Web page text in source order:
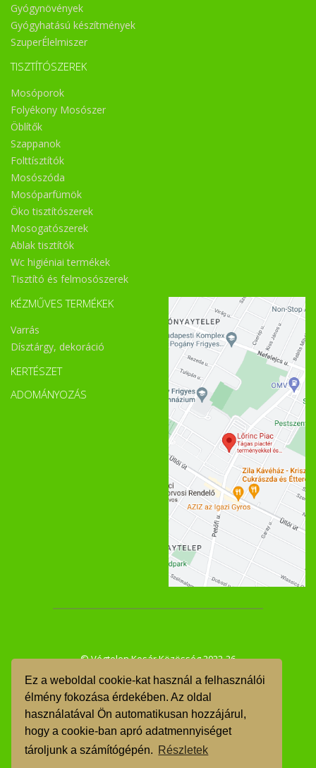
Ez a weboldal cookie-kat használ a felhasználói
élmény fokozása érdekében. Az oldal
használatával Ön automatikusan hozzájárul,
hogy a cookie-ban apró adatmennyiséget
tároljunk a számítógépén. Részletek
Gyógynövények
Gyógyhatású készítmények
SzuperÉlelmiszer
TISZTÍTÓSZEREK
Mosóporok
Folyékony Mosószer
Öblítők
Szappanok
Folttísztítók
Mosószóda
Mosóparfümök
Öko tisztítószerek
Mosogatószerek
Ablak tisztítók
Wc higiéniai termékek
Tisztító és felmosószerek
KÉZMŰVES TERMÉKEK
Varrás
Dísztárgy, dekoráció
KERTÉSZET
ADOMÁNYOZÁS
© Végtelen Kosár Közösség 2022-26
ÁSZF
GDPR
TMR